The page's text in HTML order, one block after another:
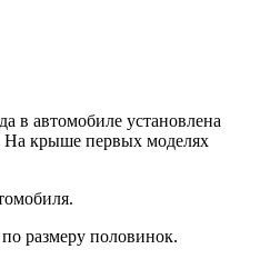
в автомобиле установлена
На крыше первых моделях
размеру половинок.